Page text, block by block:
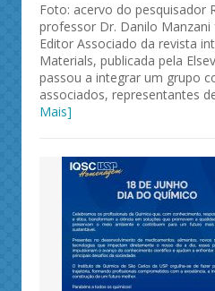
Foto: acervo do pesquisador
professor Dr. Danilo
Editor Associado da revista
Materials, publicada pela
passou a integrar um grupo
associados, representantes
Mais]